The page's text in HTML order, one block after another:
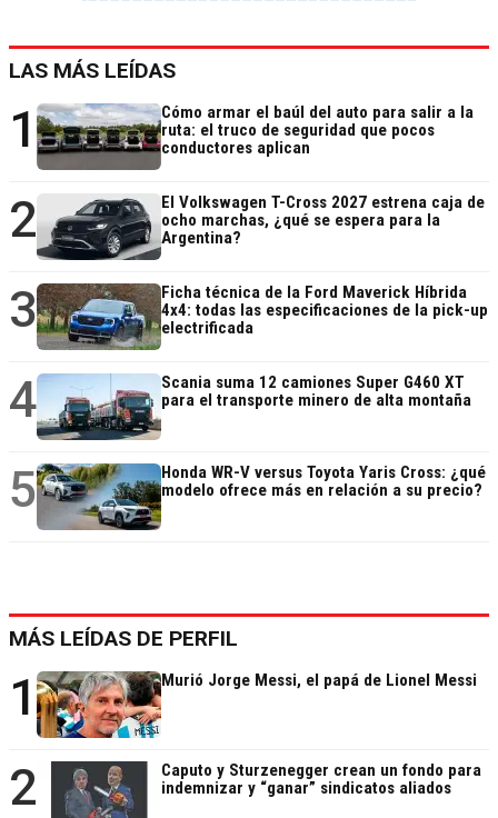
LAS MÁS LEÍDAS
1
Cómo armar el baúl del auto para salir a la
ruta: el truco de seguridad que pocos
conductores aplican
2
El Volkswagen T-Cross 2027 estrena caja de
ocho marchas, ¿qué se espera para la
Argentina?
3
Ficha técnica de la Ford Maverick Híbrida
4x4: todas las especificaciones de la pick-up
electrificada
4
Scania suma 12 camiones Super G460 XT
para el transporte minero de alta montaña
5
Honda WR-V versus Toyota Yaris Cross: ¿qué
modelo ofrece más en relación a su precio?
MÁS LEÍDAS DE PERFIL
1 Murió Jorge Messi, el papá de Lionel Messi
2
Caputo y Sturzenegger crean un fondo para
indemnizar y “ganar” sindicatos aliados